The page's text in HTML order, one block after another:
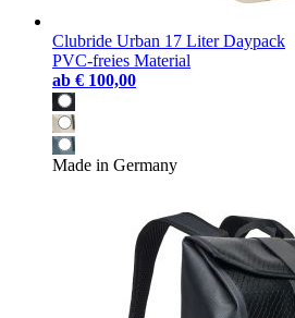
Clubride Urban 17 Liter Daypack
PVC-freies Material
ab € 100,00
Made in Germany